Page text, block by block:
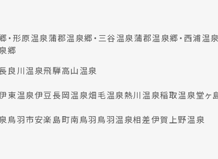
・形原温泉蒲郡温泉郷・三谷温泉蒲郡温泉郷・西浦温
郷
良川温泉飛騨高山温泉
東温泉伊豆長岡温泉畑毛温泉熱川温泉稲取温泉堂ヶ
鳥羽市安楽島町南鳥羽鳥羽温泉相差伊賀上野温泉